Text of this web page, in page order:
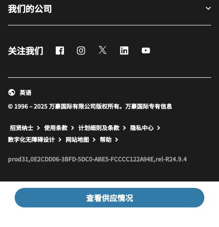
查看供应情况
我们的公司
关注我们 FacebookInstagram
Twitter LinkedIn
© 1996 – 2025 万豪国际有限公司版权所有。万豪国际专有信息
英语
招贤纳士 使用条款 计划细则及条款
隐私中心
数字化无障碍设计
网站地图 打开新窗口
帮助
prod31,0E2CDD06-3BFD-5DC0-ABE5-FCCCC122A94E,rel-R24.9.4